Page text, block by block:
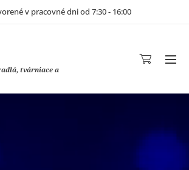
v pracovné dni od 7:30 - 16:00
tvárniace a